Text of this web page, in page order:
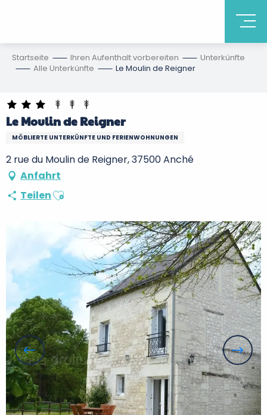
Startseite Ihren Aufenthalt vorbereiten
Unterkünfte
Alle Unterkünfte
Le Moulin de Reigner
Le Moulin de Reigner
MÖBLIERTE UNTERKÜNFTE UND FERIENWOHNUNGEN
2 rue du Moulin de Reigner, 37500 Anché
Anfahrt
TeilenAjouter aux favoris